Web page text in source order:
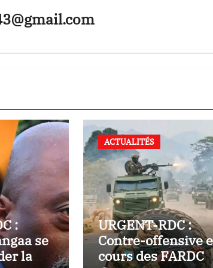
:
se
la
ACTUALITÉS
URGENT-RDC :
Contre-offensive
cours des FARDC